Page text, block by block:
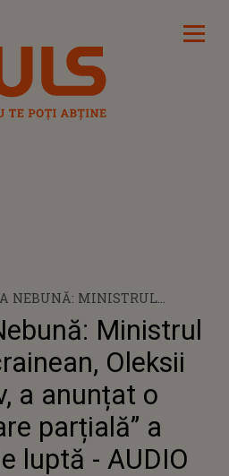
NEBUNĂ: MINISTRUL
OLEKSII REZNIKOV,
O „MOBILIZARE PARȚIALĂ” A
DE LUPTĂ - AUDIO
Ministrul
Oleksii
a anunțat o
parțială” a
luptă - AUDIO